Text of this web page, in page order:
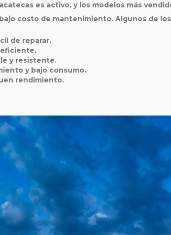
es activo, y los modelos más
costo de mantenimiento. Algunos de
de reparar.
y resistente.
y bajo consumo.
rendimiento.